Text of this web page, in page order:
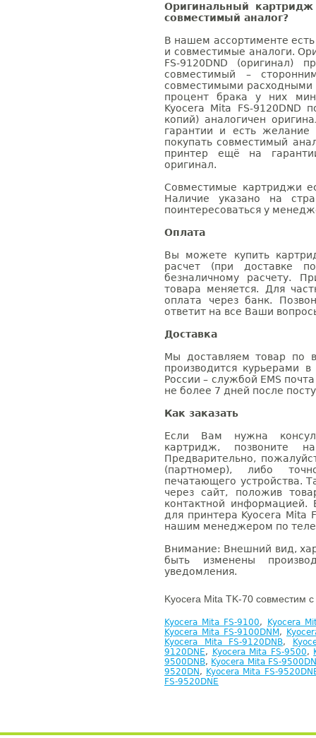
Оригинальный
совместимый аналог?
В нашем ассортименте
и совместимые аналоги.
FS-9120DND (оригинал)
совместимый –
совместимыми расходными
процент брака у них
Kyocera Mita FS-9120DND
копий) аналогичен
гарантии и есть
покупать совместимый
принтер ещё на
оригинал.
Совместимые картриджи
Наличие указано на
поинтересоваться у
Оплата
Вы можете купить
расчет (при доставке
безналичному расчету.
товара меняется. Для
оплата через банк.
ответит на все Ваши
Доставка
Мы доставляем товар по
производится курьерами
России – службой EMS
не более 7 дней после
Как заказать
Если Вам нужна
картридж, позвоните
Предварительно,
(партномер), либо
печатающего устройства.
через сайт, положив
контактной информацией.
для принтера Kyocera Mita
нашим менеджером по
Внимание: Внешний вид,
быть изменены
уведомления.
Kyocera Mita TK-70 совместим
Kyocera Mita FS-9100,
Kyocera
Kyocera Mita FS-9100DNM ,
Kyocera Mita FS-9120DNB,
9120DNE, Kyocera Mita FS-9500,
9500DNB, Kyocera Mita FS-
9520DN , Kyocera Mita FS-
FS-9520DNE